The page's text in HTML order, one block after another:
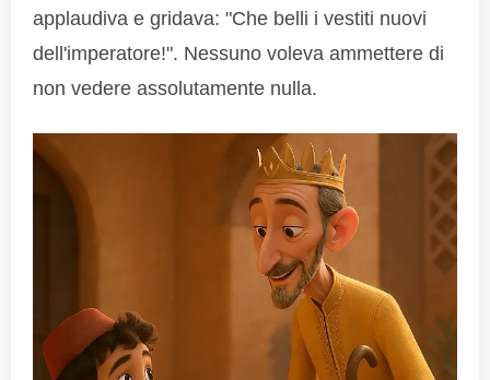
applaudiva e gridava: "Che belli i vestiti nuovi
dell'imperatore!". Nessuno voleva ammettere di
non vedere assolutamente nulla.